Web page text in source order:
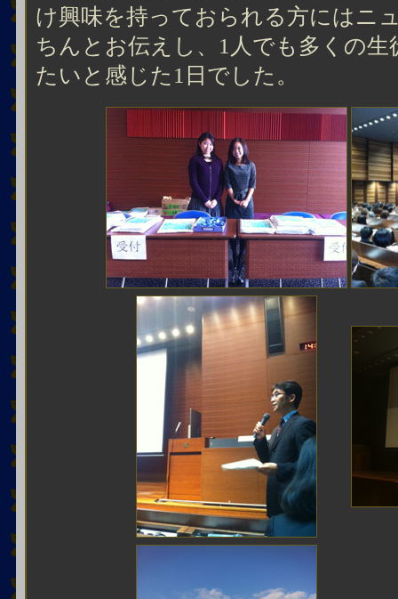
け興味を持っておられる方にはニ
ちんとお伝えし、1人でも多くの
たいと感じた1日でした。